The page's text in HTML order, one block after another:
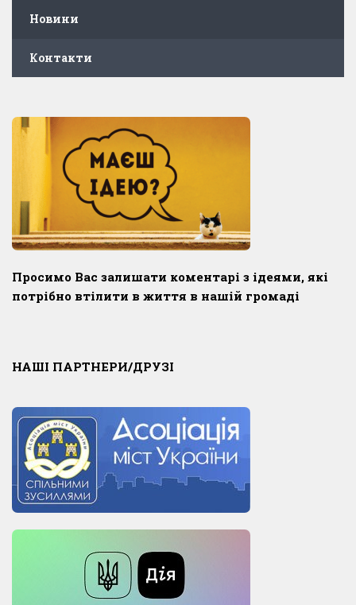
Новини
Контакти
Просимо Вас залишати коментарі з ідеями, які
потрібно втілити в життя в нашій громаді
НАШІ ПАРТНЕРИ/ДРУЗІ